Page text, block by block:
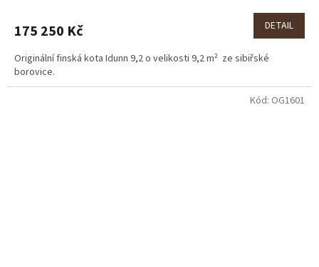
175 250 Kč DETAIL
Originální finská kota Idunn 9,2 o velikosti 9,2 m² ze sibiřské
borovice.
Kód: OG1601